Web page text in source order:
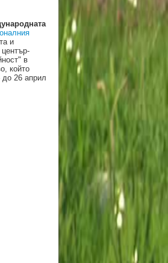
и
в
който
до 26 април